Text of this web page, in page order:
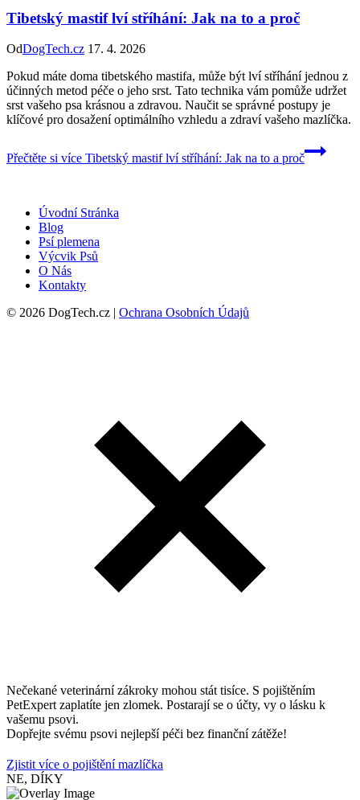
Tibetský mastif lví stříhání: Jak na to a proč
OdDogTech.cz 17. 4. 2026
Pokud máte doma tibetského mastifa, může být lví stříhání jednou z
účinných metod péče o jeho srst. Tato technika vám pomůže udržet
srst vašeho psa krásnou a zdravou. Naučit se správné postupy je
klíčové pro dosažení optimálního vzhledu a zdraví vašeho mazlíčka.
Přečtěte si více Tibetský mastif lví stříhání: Jak na to a proč
Úvodní Stránka
Blog
Psí plemena
Výcvik Psů
O Nás
Kontakty
© 2026 DogTech.cz | Ochrana Osobních Údajů
Nečekané veterinární zákroky mohou stát tisíce. S pojištěním
PetExpert zaplatíte jen zlomek. Postarají se o účty, vy o lásku k
vašemu psovi.
Dopřejte svému psovi nejlepší péči bez finanční zátěže!
Zjistit více o pojištění mazlíčka
NE, DÍKY